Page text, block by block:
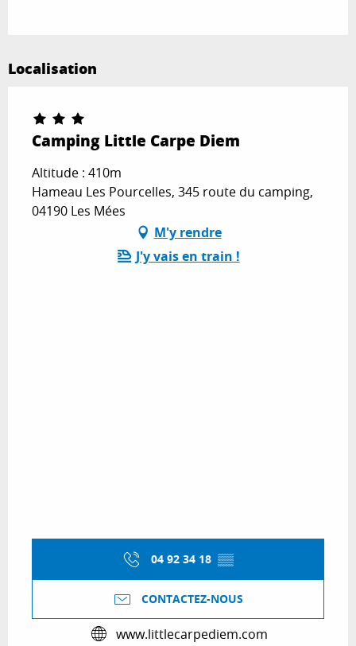
Localisation
Camping Little Carpe Diem
Altitude : 410m
Hameau Les Pourcelles, 345 route du camping,
04190 Les Mées
M'y rendre
J'y vais en train !
04 92 34 18 ▒▒
CONTACTEZ-NOUS
www.littlecarpediem.com